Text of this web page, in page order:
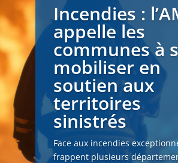
Incendies :
appelle les
communes à
mobiliser en
soutien aux
territoires
sinistrés
Face aux incendies
frappent plusieurs